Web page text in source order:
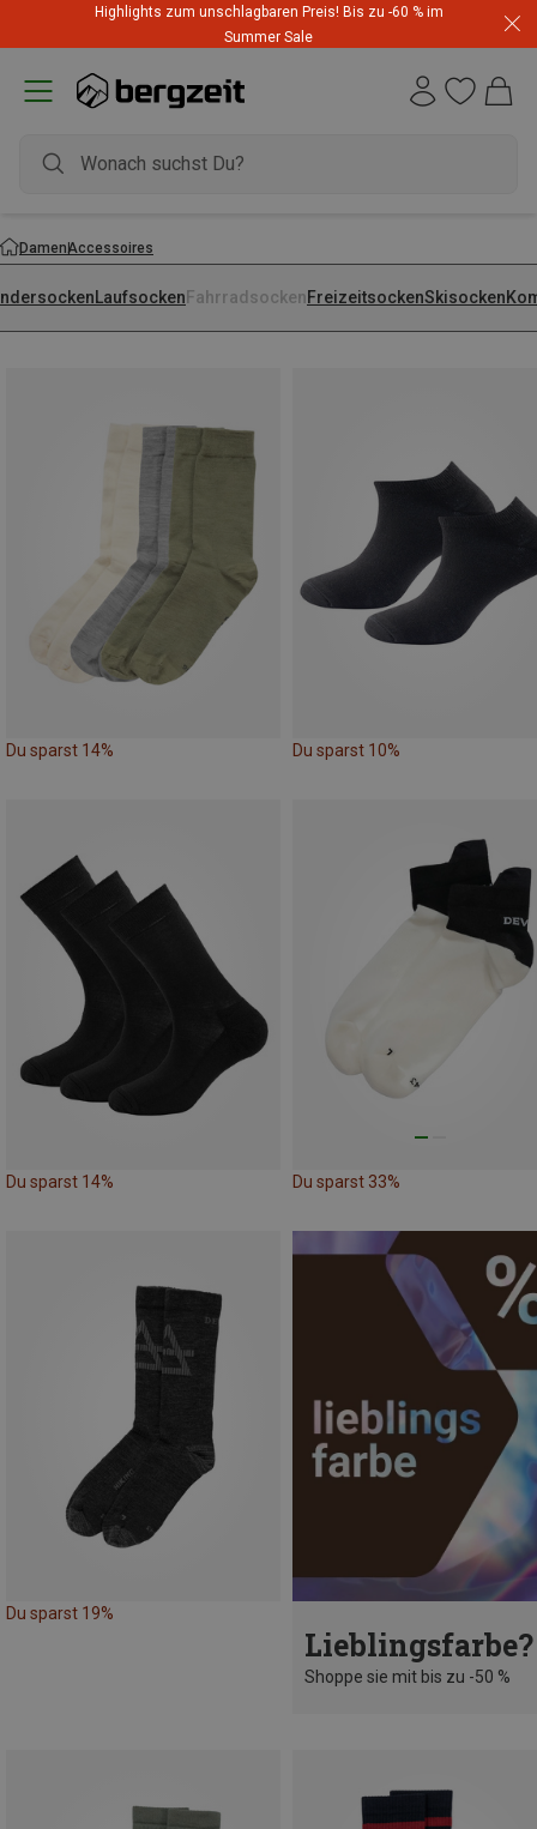
Highlights zum unschlagbaren Preis! Bis zu -60 % im
Summer Sale
DamenAccessoires
Laufsocken FahrradsockenFreizeitsockenSkisocken
Du sparst 14% Du sparst 10%
Du sparst 14% Du sparst 33%
Du sparst 19%
Lieblingsfarbe?
Shoppe sie mit bis zu -50 %